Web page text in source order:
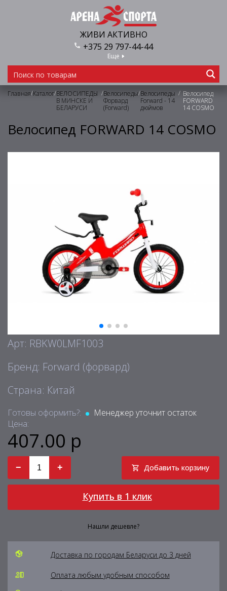
ЖИВИ АКТИВНО
+375 29 797-44-44
Еще
Главная/Каталог/ВЕЛОСИПЕДЫ
В МИНСКЕ И
БЕЛАРУСИ
/Велосипеды
Форвард
(Forward)
/Велосипеды
Forward - 14
дюймов
/ Велосипед
FORWARD
14 COSMO
Велосипед FORWARD 14 COSMO
Арт: RBKW0LMF1003
Бренд: Forward (форвард)
Страна: Китай
Готовы оформить?:
Менеджер уточнит остаток
Цена:
407.00 р
− + Добавить корзину
Купить в 1 клик
Нашли дешевле?
Доставка по городам Беларуси до 3 дней
Оплата любым удобным способом